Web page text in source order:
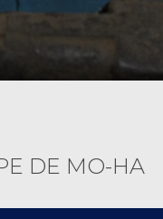
DE MO-HA